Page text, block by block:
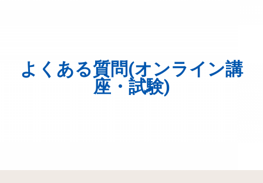
よくある質問(オンライン講
座・試験)